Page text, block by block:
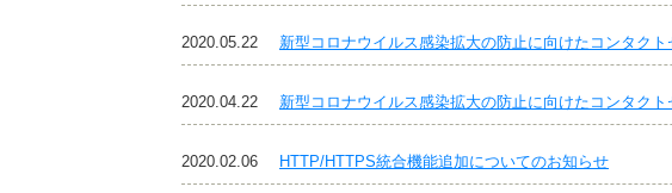
2020.05.22 新型コロナウイルス感染拡大の防止に向けたコンタク
2020.04.22 新型コロナウイルス感染拡大の防止に向けたコンタク
2020.02.06 HTTP/HTTPS統合機能追加についてのお知らせ